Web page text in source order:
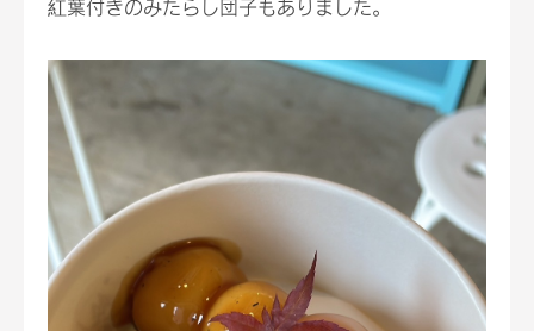
紅葉付きのみたらし団子もありました。